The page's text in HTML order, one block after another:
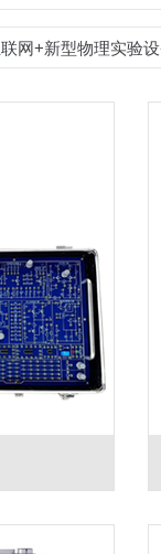
网+新型物理实验